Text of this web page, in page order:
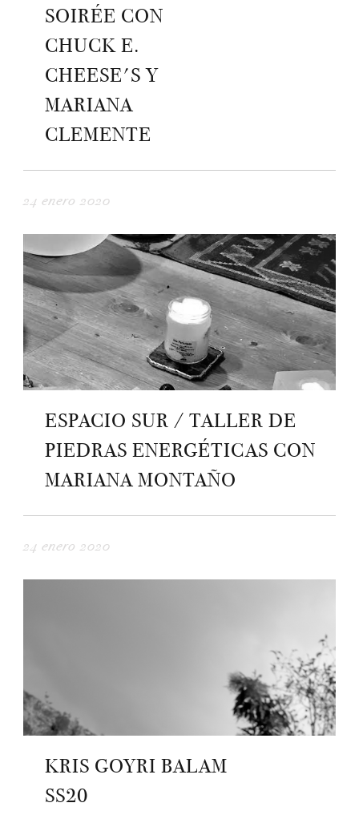
SOIRÉE CON
CHUCK E.
CHEESE'S Y
MARIANA
CLEMENTE
24 enero 2020
ESPACIO SUR / TALLER DE
PIEDRAS ENERGÉTICAS CON
MARIANA MONTAÑO
24 enero 2020
KRIS GOYRI BALAM
SS20